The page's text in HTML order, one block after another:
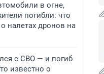
в огне,
погибли: что
налетах дронов на
с СВО — и погиб
известно о